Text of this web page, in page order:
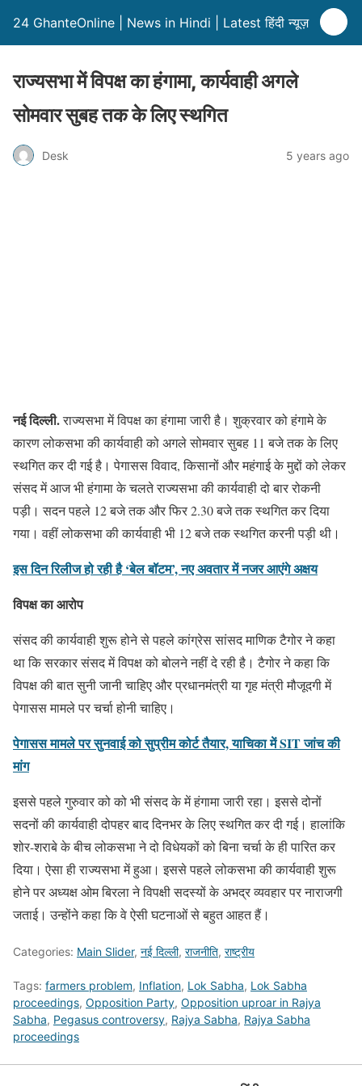
24 GhanteOnline | News in Hindi | Latest हिंदी न्यूज़
राज्यसभा में विपक्ष का हंगामा, कार्यवाही अगले
सोमवार सुबह तक के लिए स्थगित
Desk 5 years ago
नई दिल्ली.राज्यसभा में विपक्ष का हंगामा जारी है। शुक्रवार को हंगामे के
कारण लोकसभा की कार्यवाही को अगले सोमवार सुबह 11 बजे तक के लिए
स्थगित कर दी गई है। पेगासस विवाद, किसानों और महंगाई के मुद्दों को लेकर
संसद में आज भी हंगामा के चलते राज्यसभा की कार्यवाही दो बार रोकनी
पड़ी। सदन पहले 12 बजे तक और फिर 2.30 बजे तक स्थगित कर दिया
गया। वहीं लोकसभा की कार्यवाही भी 12 बजे तक स्थगित करनी पड़ी थी।
इस दिन रिलीज हो रही है ‘बेल बॉटम’, नए अवतार में नजर आएंगे अक्षय
विपक्ष का आरोप
संसद की कार्यवाही शुरू होने से पहले कांग्रेस सांसद माणिक टैगोर ने कहा
था कि सरकार संसद में विपक्ष को बोलने नहीं दे रही है। टैगोर ने कहा कि
विपक्ष की बात सुनी जानी चाहिए और प्रधानमंत्री या गृह मंत्री मौजूदगी में
पेगासस मामले पर चर्चा होनी चाहिए।
पेगासस मामले पर सुनवाई को सुप्रीम कोर्ट तैयार, याचिका में SIT जांच की
मांग
इससे पहले गुरुवार को को भी संसद के में हंगामा जारी रहा। इससे दोनों
सदनों की कार्यवाही दोपहर बाद दिनभर के लिए स्थगित कर दी गई। हालांकि
शोर-शराबे के बीच लोकसभा ने दो विधेयकों को बिना चर्चा के ही पारित कर
दिया। ऐसा ही राज्यसभा में हुआ। इससे पहले लोकसभा की कार्यवाही शुरू
होने पर अध्यक्ष ओम बिरला ने विपक्षी सदस्यों के अभद्र व्यवहार पर नाराजगी
जताई। उन्होंने कहा कि वे ऐसी घटनाओं से बहुत आहत हैं।
Categories: Main Slider, नई दिल्ली, राजनीति, राष्ट्रीय
Tags: farmers problem, Inflation, Lok Sabha, Lok Sabha
proceedings, Opposition Party, Opposition uproar in Rajya
Sabha, Pegasus controversy, Rajya Sabha, Rajya Sabha
proceedings